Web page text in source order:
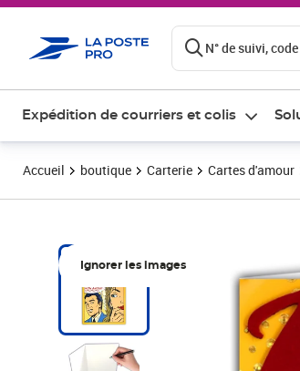
N° de suivi,
Expédition de courriers et colis
Accueil boutique Carterie Cartes d'amour
Ignorer les images